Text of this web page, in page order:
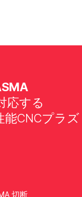
応する
能CNCプラズ
切断